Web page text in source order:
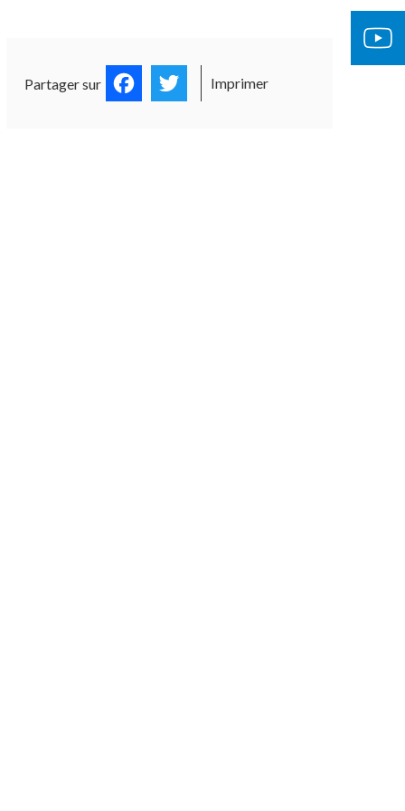
Partager sur FacebookTwitter
Imprimer